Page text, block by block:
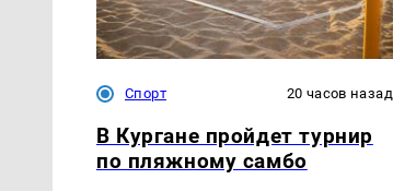
Спорт 20 часов назад
В Кургане пройдет турнир
по пляжному самбо